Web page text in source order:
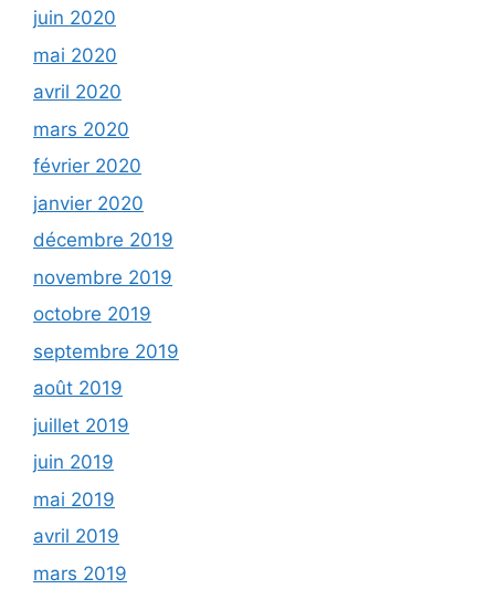
juin 2020
mai 2020
avril 2020
mars 2020
février 2020
janvier 2020
décembre 2019
novembre 2019
octobre 2019
septembre 2019
août 2019
juillet 2019
juin 2019
mai 2019
avril 2019
mars 2019